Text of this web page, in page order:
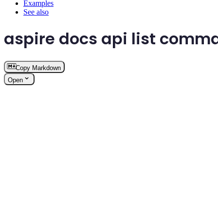
Examples
See also
aspire docs api list
Copy Markdown
Open